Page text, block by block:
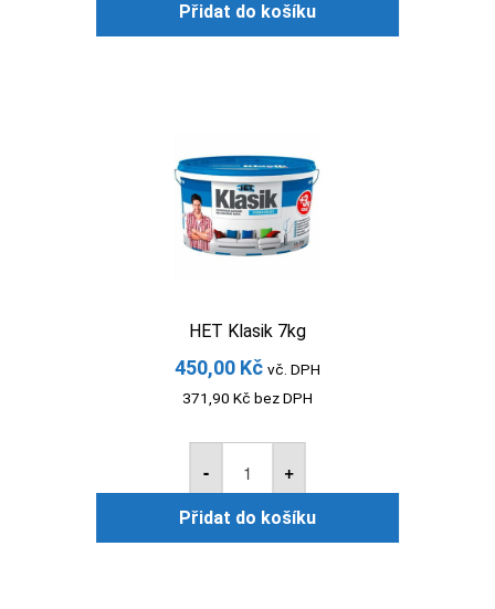
Přidat do košíku
HET Klasik 7kg
450,00 Kč vč. DPH
371,90 Kč bez DPH
-
HET
Klasik
7kg
+
Přidat do košíku